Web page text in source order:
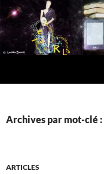
Aller
au
contenu
Archives par mot-clé
ARTICLES